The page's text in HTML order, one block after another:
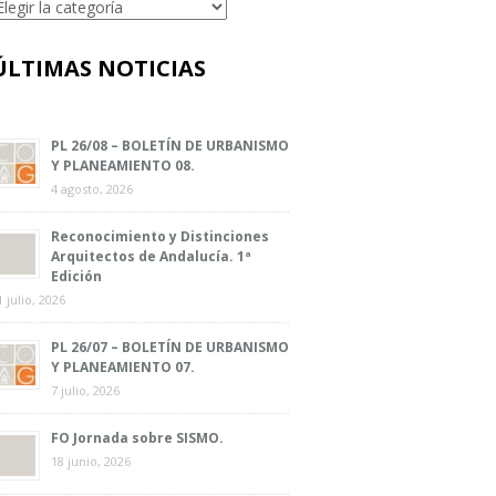
NOTICIAS
PL 26/08 – BOLETÍN DE URBANISMO
Y PLANEAMIENTO 08.
4 agosto, 2026
Reconocimiento y Distinciones
Arquitectos de Andalucía. 1ª
Edición
julio, 2026
PL 26/07 – BOLETÍN DE URBANISMO
Y PLANEAMIENTO 07.
7 julio, 2026
FO Jornada sobre SISMO.
18 junio, 2026